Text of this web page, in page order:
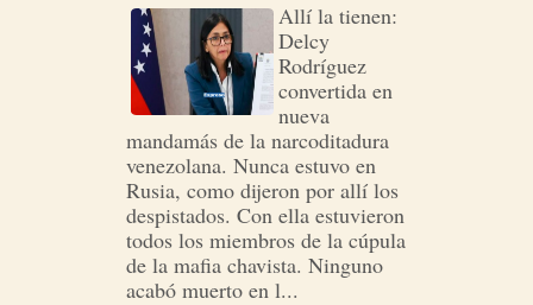
Allí la tienen:
Delcy
Rodríguez
convertida en
nueva
mandamás de la narcoditadura
venezolana. Nunca estuvo en
Rusia, como dijeron por allí los
despistados. Con ella estuvieron
todos los miembros de la cúpula
de la mafia chavista. Ninguno
acabó muerto en l...